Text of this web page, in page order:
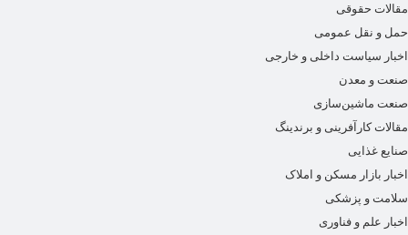
مقالات حقوقی
حمل و نقل عمومی
اخبار سیاست داخلی و خارجی
صنعت و معدن
صنعت ماشین‌سازی
مقالات کارآفرینی و برندینگ
صنایع غذایی
اخبار بازار مسکن و املاک
سلامت و پزشکی
اخبار علم و فناوری